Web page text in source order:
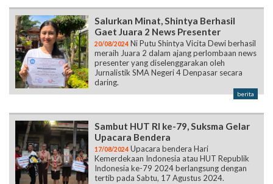
Salurkan Minat, Shintya Berhasil
Gaet Juara 2 News Presenter
20/08/2024 Ni Putu Shintya Vicita Dewi berhasil
meraih Juara 2 dalam ajang perlombaan news
presenter yang diselenggarakan oleh
Jurnalistik SMA Negeri 4 Denpasar secara
daring.
berita
Sambut HUT RI ke-79, Suksma Gelar
Upacara Bendera
17/08/2024 Upacara bendera Hari
Kemerdekaan Indonesia atau HUT Republik
Indonesia ke-79 2024 berlangsung dengan
tertib pada Sabtu, 17 Agustus 2024.